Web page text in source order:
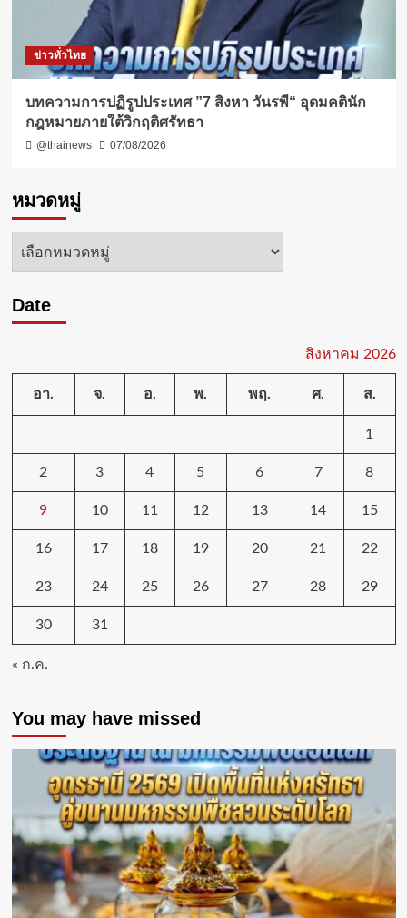
ข่าวทั่วไทย
บทความการปฏิรูปประเทศ ”7 สิงหา วันรพี“ อุดมคตินัก
กฎหมายภายใต้วิกฤติศรัทธา
@thainews 07/08/2026
หมวดหมู่
หมวด
Date
สิงหาคม 2026
อา. จ. อ. พ. พฤ. ศ. ส.
1
2 3 4 5 6 7 8
9 10 11 12 13 14 15
16 17 18 19 20 21 22
23 24 25 26 27 28 29
30 31
« ก.ค.
You may have missed